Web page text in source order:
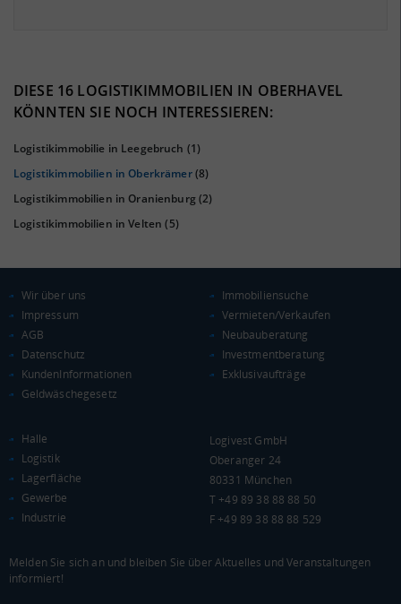
40%
KAUFKRAFT
Euro pro Kopf
(Landkreis / Kreisfreie Stadt)
Kaufkraftindex
(Landkreis / Kreisfreie Stadt)
0 € 20.000 € 40.000 €
Landkreis / Kreisfreie Stadt
Bundesland
Deutschland
DIESE 16 LOGISTIKIMMOBILIEN IN OBERHAVEL
KÖNNTEN SIE NOCH INTERESSIEREN:
Logistikimmobilie in Leegebruch (1)
Logistikimmobilien in Oberkrämer(8)
Logistikimmobilien in Oranienburg(2)
Logistikimmobilien in Velten (5)
Wir über uns
Impressum
AGB
Datenschutz
KundenInformationen
Geldwäschegesetz
Immobiliensuche
Vermieten/Verkaufen
Neubauberatung
Investmentberatung
Exklusivaufträge
Halle
Logistik
Lagerfläche
Gewerbe
Industrie
Logivest GmbH
Oberanger 24
80331 München
T +49 89 38 88 88 50
F +49 89 38 88 88 529
Melden Sie sich an und bleiben Sie über Aktuelles und Veranstaltungen
informiert!